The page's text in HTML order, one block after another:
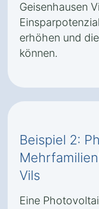
Geisenhausen
erhöhen und
können.
Beispiel 2:
Vils
Eine